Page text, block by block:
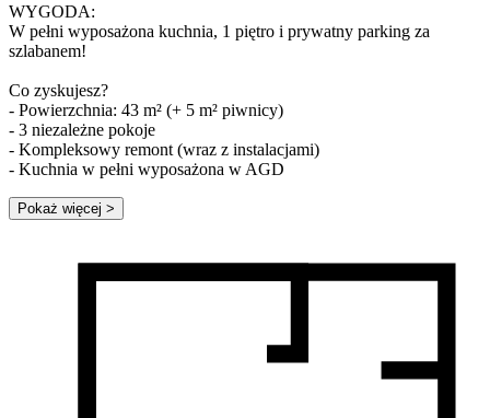
WYGODA:
W pełni wyposażona kuchnia, 1 piętro i prywatny parking za
szlabanem!
Co zyskujesz?
- Powierzchnia: 43 m² (+ 5 m² piwnicy)
- 3 niezależne pokoje
- Kompleksowy remont (wraz z instalacjami)
- Kuchnia w pełni wyposażona w AGD
Pokaż więcej >